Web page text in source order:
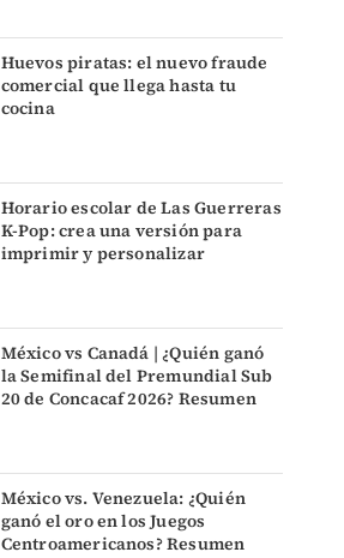
Huevos piratas: el nuevo fraude
comercial que llega hasta tu
cocina
Horario escolar de Las Guerreras
K-Pop: crea una versión para
imprimir y personalizar
México vs Canadá | ¿Quién ganó
la Semifinal del Premundial Sub
20 de Concacaf 2026? Resumen
México vs. Venezuela: ¿Quién
ganó el oro en los Juegos
Centroamericanos? Resumen